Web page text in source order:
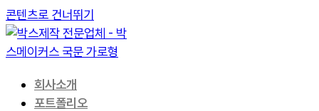
콘텐츠로 건너뛰기
회사소개
포트폴리오